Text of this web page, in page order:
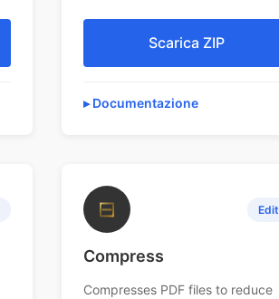
Scarica ZIP
Documentazione
⊟ Edit
Compress
Compresses PDF files to reduce